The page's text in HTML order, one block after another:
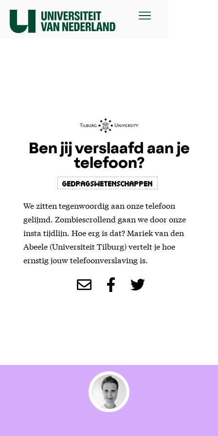
Ben jij verslaafd aan je
telefoon?
gedragswetenschappen
We zitten tegenwoordig aan onze telefoon
gelijmd. Zombiescrollend gaan we door onze
insta tijdlijn. Hoe erg is dat? Mariek van den
Abeele (Universiteit Tilburg) vertelt je hoe
ernstig jouw telefoonverslaving is.